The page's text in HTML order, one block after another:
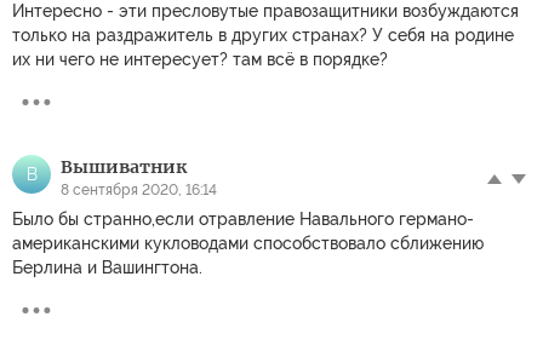
Интересно - эти пресловутые правозащитники возбуждаются
только на раздражитель в других странах? У себя на родине
их ни чего не интересует? там всё в порядке?
В Вышиватник
8 сентября 2020, 16:14
Было бы странно,если отравление Навального германо-
американскими кукловодами способствовало сближению
Берлина и Вашингтона.